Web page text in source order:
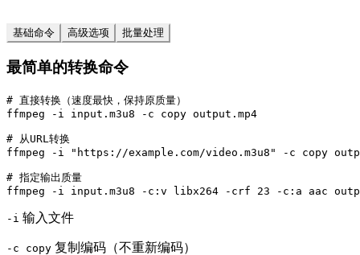
基础命令 高级选项 批量处理
最简单的转换命令
# 直接转换（速度最快，保持原质量）
ffmpeg -i input.m3u8 -c copy output.mp4
# 从URL转换
ffmpeg -i "https://example.com/video.m3u8" -c copy
# 指定输出质量
ffmpeg -i input.m3u8 -c:v libx264 -crf 23 -c:a aac
-i 输入文件
-c copy 复制编码（不重新编码）